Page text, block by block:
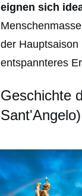
eignen sich
der Hauptsaison
entspannteres
Geschichte
Sant'Angelo)